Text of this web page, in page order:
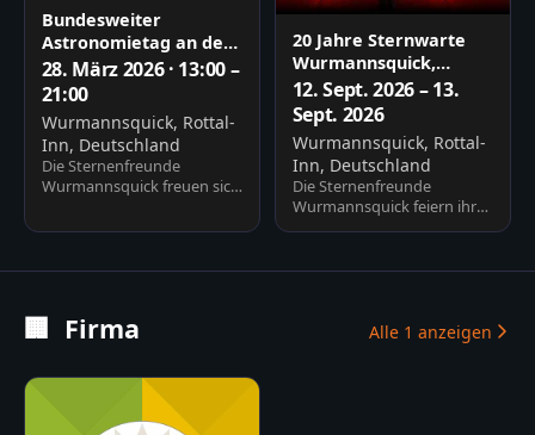
Bundesweiter
Astronomietag an der
Sternwarte
Wurmannsquick
28. März 2026 · 13:00 –
21:00
Wurmannsquick, Rottal-
Inn, Deutschland
Die Sternenfreunde
Wurmannsquick freuen sich
stellen euch den Verein, die
20 Jahre Sternwarte
Wurmannsquick,
Astronomie im Rottal
12. Sept. 2026 – 13.
Sept. 2026
Wurmannsquick, Rottal-
Inn, Deutschland
Die Sternenfreunde
Wurmannsquick feiern ihr
20-jähriges Jubiläum. Gute
Besic…
🏢 Firma Alle 1 anzeigen